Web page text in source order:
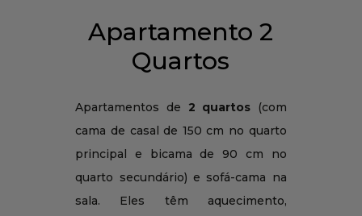
Apartamento 2
Quartos
Apartamentos de 2 quartos (com
cama de casal de 150 cm no quarto
principal e bicama de 90 cm no
quarto secundário) e sofá-cama na
sala. Eles têm aquecimento,